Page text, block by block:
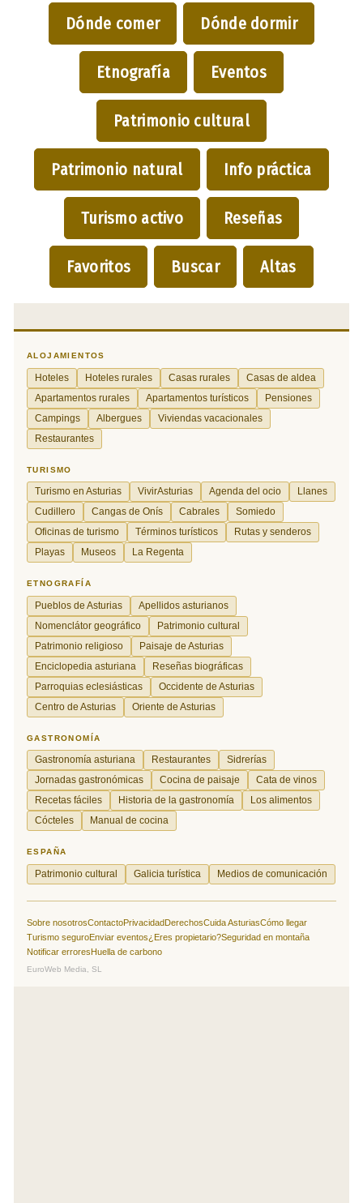
Dónde comer Dónde dormir
Etnografía Eventos
Patrimonio cultural
Patrimonio natural Info práctica
Turismo activo Reseñas
Favoritos Buscar Altas